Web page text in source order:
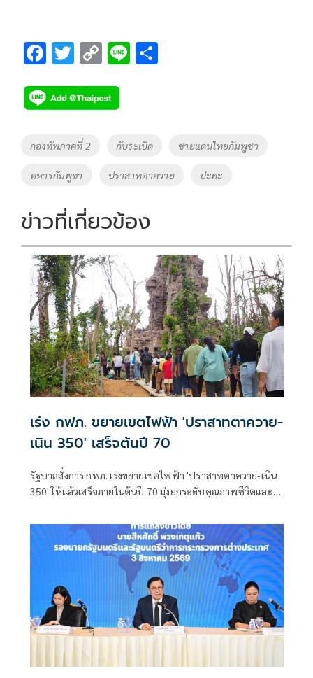
F
e
b
o
o
k
T
tt
er
C
p
y
Li
n
k
Li
Tags
กองทัพภาคที่ 2 กับระเบิด ชายแดนไทยกัมพูชา
ทหารกัมพูชา ปราสาทตาควาย ปะทะ
ข่าวที่เกี่ยวข้อง
เร่ง กฟภ. ขยายเขตไฟฟ้า 'ปราสาทตาควาย-
เนิน 350' เสร็จต้นปี 70
รัฐบาลสั่งการ กฟภ. เร่งขยายเขตไฟฟ้า 'ปราสาทตาควาย-เนิน
350' ให้แล้วเสร็จภายในต้นปี 70 มุ่งยกระดับคุณภาพชีวิตและ